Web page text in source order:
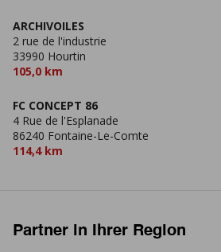
ARCHIVOILES
2 rue de l'industrie
33990 Hourtin
105,0 km
FC CONCEPT 86
4 Rue de l'Esplanade
86240 Fontaine-Le-Comte
114,4 km
Partner in Ihrer Region